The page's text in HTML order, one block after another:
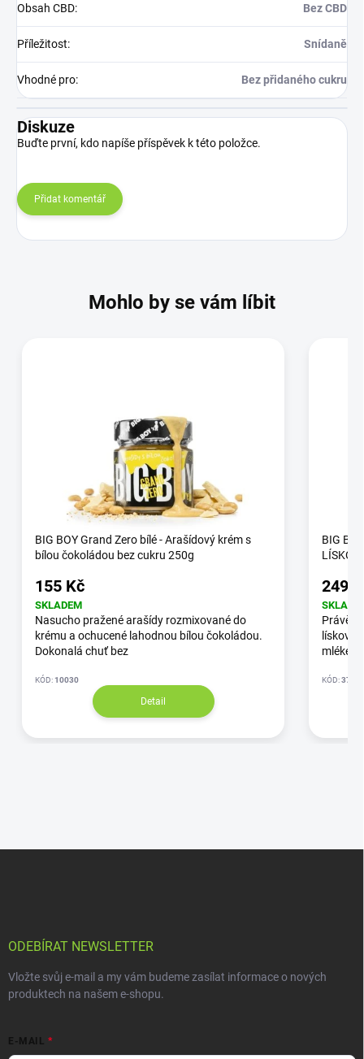
Obsah CBD: Bez CBD
Příležitost: Snídaně
Vhodné pro: Bez přidaného cukru
Diskuze
Buďte první, kdo napíše příspěvek k této položce.
Přidat komentář
Mohlo by se vám líbit
BIG BOY Grand Zero bílé - Arašídový krém s
bílou čokoládou bez cukru 250g
155 Kč
SKLADEM
Nasucho pražené arašídy rozmixované do
krému a ochucené lahodnou bílou čokoládou.
Dokonalá chuť bez
KÓD:10030
Detail
BIG
249
Právě
mlékem.
KÓD:3745
ODEBÍRAT NEWSLETTER
Vložte svůj e-mail a my vám budeme zasílat informace o nových
produktech na našem e-shopu.
E-MAIL